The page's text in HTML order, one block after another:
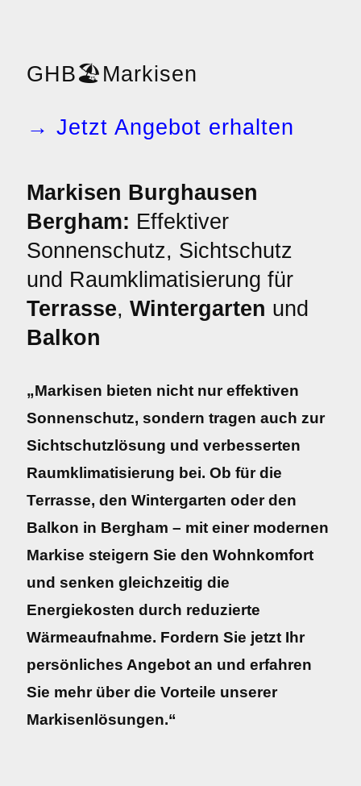
GHB🏖️ Markisen
→ Jetzt Angebot erhalten
Markisen Burghausen
Bergham: Effektiver
Sonnenschutz, Sichtschutz
und Raumklimatisierung für
Terrasse, Wintergarten und
Balkon
„Markisen bieten nicht nur effektiven
Sonnenschutz, sondern tragen auch zur
Sichtschutzlösung und verbesserten
Raumklimatisierung bei. Ob für die
Terrasse, den Wintergarten oder den
Balkon in Bergham – mit einer modernen
Markise steigern Sie den Wohnkomfort
und senken gleichzeitig die
Energiekosten durch reduzierte
Wärmeaufnahme. Fordern Sie jetzt Ihr
persönliches Angebot an und erfahren
Sie mehr über die Vorteile unserer
Markisenlösungen.“